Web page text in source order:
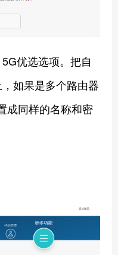
优选选项。把自
如果是多个路由器
成同样的名称和密